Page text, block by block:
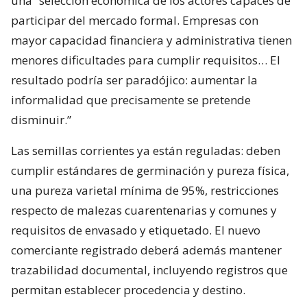
participar del mercado formal. Empresas con
mayor capacidad financiera y administrativa tienen
menores dificultades para cumplir requisitos… El
resultado podría ser paradójico: aumentar la
informalidad que precisamente se pretende
disminuir.”
Las semillas corrientes ya están reguladas: deben
cumplir estándares de germinación y pureza física,
una pureza varietal mínima de 95%, restricciones
respecto de malezas cuarentenarias y comunes y
requisitos de envasado y etiquetado. El nuevo
comerciante registrado deberá además mantener
trazabilidad documental, incluyendo registros que
permitan establecer procedencia y destino.